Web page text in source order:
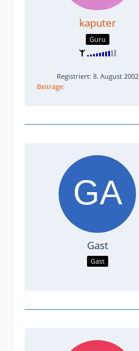
kaputer
Guru
Registriert: 8. August 2002
Beiträge
Gast
Gast